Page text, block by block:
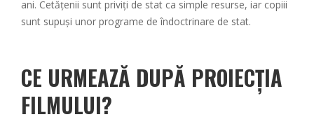
ani. Cetățenii sunt priviți de stat ca simple resurse, iar copiii
sunt supuși unor programe de îndoctrinare de stat.
CE URMEAZĂ DUPĂ PROIECȚIA
FILMULUI?